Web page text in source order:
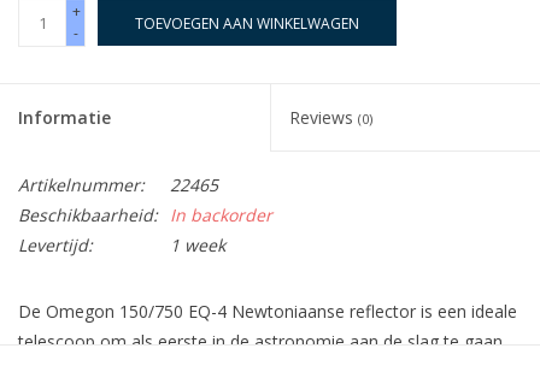
+
-
TOEVOEGEN AAN WINKELWAGEN
Informatie Reviews (0)
Artikelnummer:
22465
Beschikbaarheid: In backorder
Levertijd:
1 week
De Omegon 150/750 EQ-4 Newtoniaanse reflector is een ideale
telescoop om als eerste in de astronomie aan de slag te gaan.